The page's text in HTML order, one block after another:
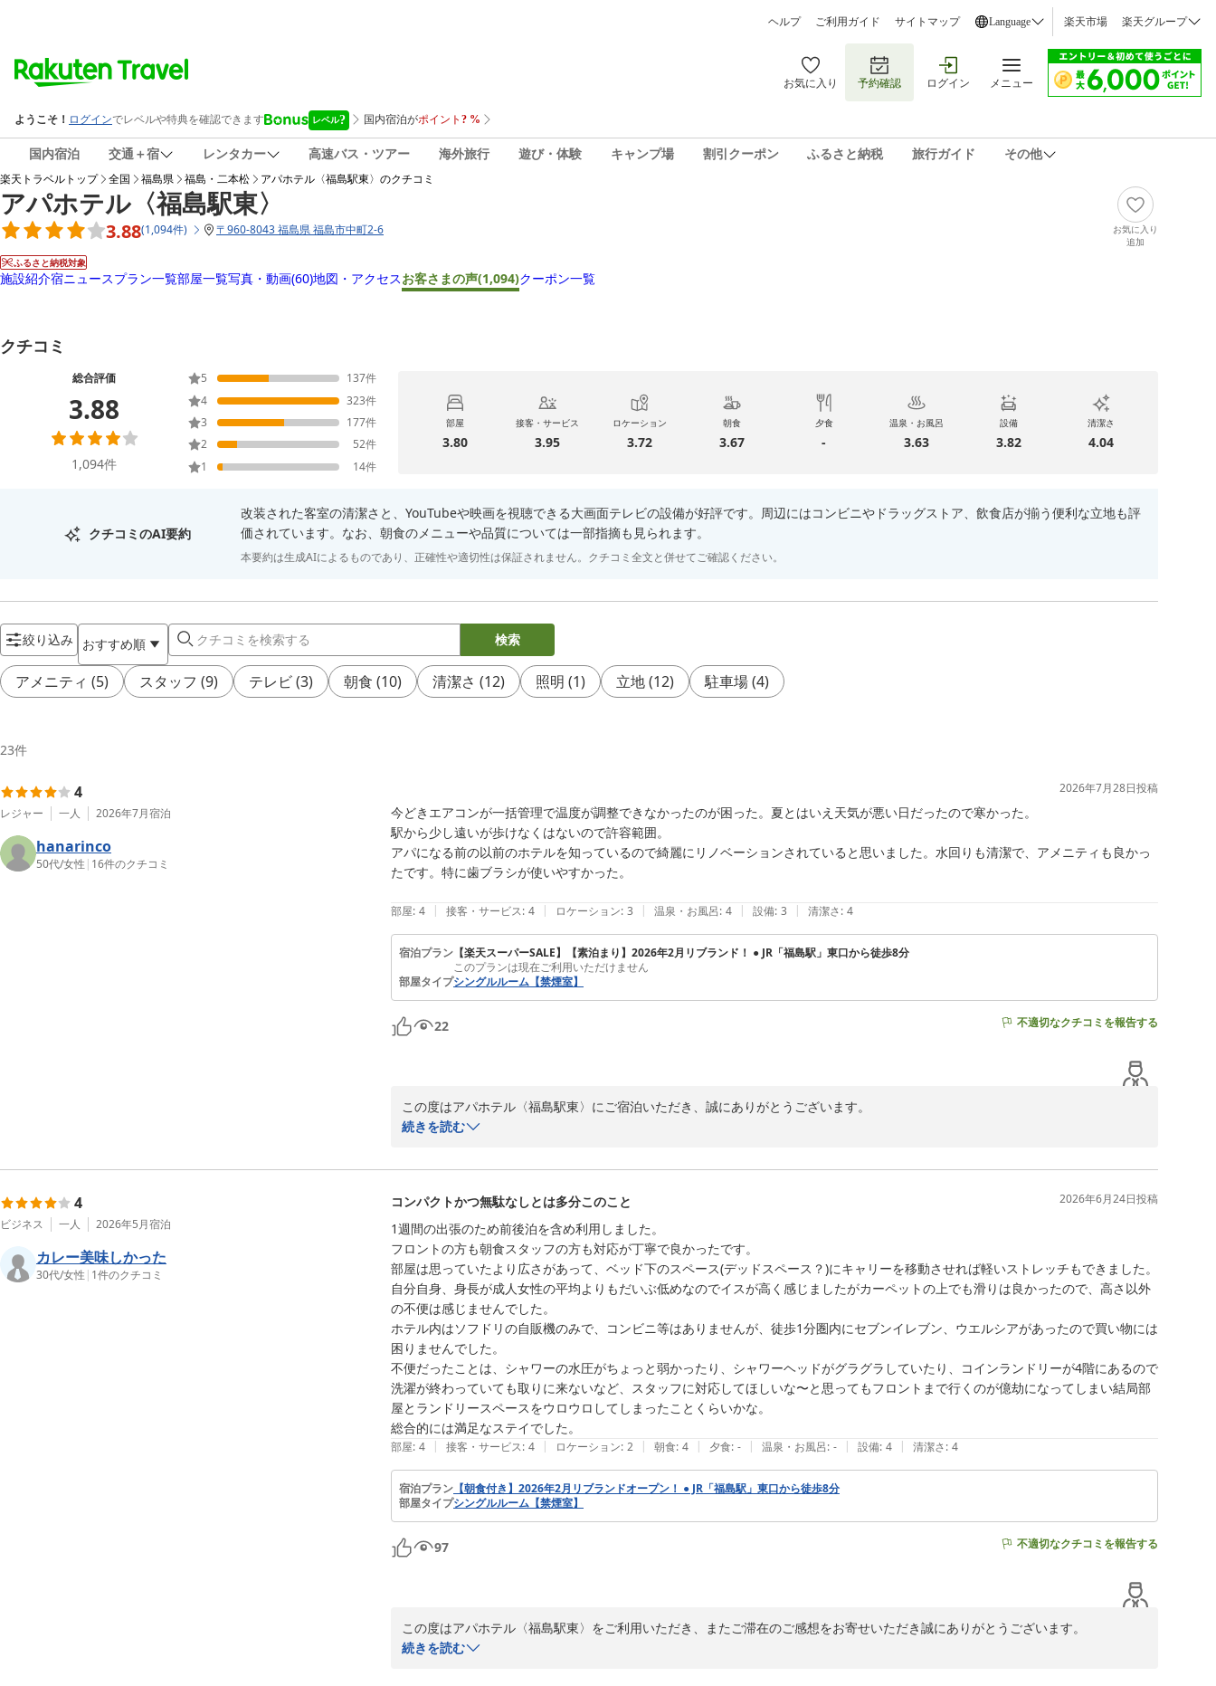
ヘルプ ご利用ガイド サイトマップ Language 楽天市場 楽天グループ
お気に入り 予約確認 ログイン メニュー
国内宿泊 交通＋宿 レンタカー 高速バス・ツアー 海外旅行 遊び・体験 キャンプ場 割引クーポン ふるさと納税 旅行ガイド その他
楽天トラベルトップ 全国 福島県 福島・二本松 アパホテル〈福島駅東〉 のクチコミ
アパホテル〈福島駅東〉
3.88(1,094件) 〒960-8043 福島県 福島市中町2-6
ふるさと納税対象
お気に入り
追加
施設紹介宿ニュースプラン一覧部屋一覧写真・動画(60)地図・アクセスお客さまの声(1,094)クーポン一覧
クチコミ
総合評価
3.88
1,094件
5 137件
4
323件
3
177件
2
52件
1
14件
部屋
3.80
接客・サービス
3.95
ロケーション
3.72
朝食
3.67
夕食
-
温泉・お風呂
3.63
設備
3.82
清潔さ
4.04
クチコミのAI要約
改装された客室の清潔さと、YouTubeや映画を視聴できる大画面テレビの設備が好評です。周辺にはコンビニやドラッグストア、飲食店が揃う便利な立地も評
価されています。なお、朝食のメニューや品質については一部指摘も見られます。
本要約は生成AIによるものであり、正確性や適切性は保証されません。クチコミ全文と併せてご確認ください。
絞り込み おすすめ順 検索
アメニティ (5) スタッフ (9) テレビ(3) 朝食 (10) 清潔さ (12) 照明 (1) 立地(12) 駐車場(4)
23件
4
レジャー 一人 2026年7月宿泊
hanarinco
50代/女性 | 16件のクチコミ
2026年7月28日投稿
今どきエアコンが一括管理で温度が調整できなかったのが困った。夏とはいえ天気が悪い日だったので寒かった。
駅から少し遠いが歩けなくはないので許容範囲。
アパになる前の以前のホテルを知っているので綺麗にリノベーションされていると思いました。水回りも清潔で、アメニティも良かっ
たです。特に歯ブラシが使いやすかった。
部屋: 4 | 接客・サービス: 4 | ロケーション: 3 | 温泉・お風呂: 4 | 設備: 3 | 清潔さ: 4
宿泊プラン 【楽天スーパーSALE】【素泊まり】2026年2月リブランド！ ● JR「福島駅」東口から徒歩8分
このプランは現在ご利用いただけません
部屋タイプシングルルーム【禁煙室】
22 不適切なクチコミを報告する
この度はアパホテル〈福島駅東〉にご宿泊いただき、誠にありがとうございます。
様にはご不自由な思いをさせてしまいましたこと、心よりお詫び申し上げます。今回いただいたご意見につきましては、今後の施
設運用の参考にさせていただきます。
また、立地につきましても貴重なご意見をありがとうございます。当館はJR福島駅東口より徒歩8分の距離に位置しております。コ
ンビニエンスストアや飲食店も
徒歩圏内にあり、便利というお声をいただいております。
今後もお客様に快適にお過ごしいただけるよう、サービスの向上に努めてまいります。またのお越しをスタッフ一同心よりお待ち
しております。
フロント　稲垣
アパホテル〈福島駅東〉
続きを読む
4
ビジネス 一人 2026年5月宿泊
カレー美味しかった
30代/女性 | 1件のクチコミ
コンパクトかつ無駄なしとは多分このこと 2026年6月24日投稿
1週間の出張のため前後泊を含め利用しました。
フロントの方も朝食スタッフの方も対応が丁寧で良かったです。
部屋は思っていたより広さがあって、ベッド下のスペース(デッドスペース？)にキャリーを移動させれば軽いストレッチもできました。
自分自身、身長が成人女性の平均よりもだいぶ低めなのでイスが高く感じましたがカーペットの上でも滑りは良かったので、高さ以外
の不便は感じませんでした。
ホテル内はソフドリの自販機のみで、コンビニ等はありませんが、徒歩1分圏内にセブンイレブン、ウエルシアがあったので買い物には
困りませんでした。
不便だったことは、シャワーの水圧がちょっと弱かったり、シャワーヘッドがグラグラしていたり、コインランドリーが4階にあるので
洗濯が終わっていても取りに来ないなど、スタッフに対応してほしいな〜と思ってもフロントまで行くのが億劫になってしまい結局部
屋とランドリースペースをウロウロしてしまったことくらいかな。
総合的には満足なステイでした。
部屋: 4 | 接客・サービス: 4 | ロケーション: 2 | 朝食: 4 | 夕食: - | 温泉・お風呂: - | 設備: 4 | 清潔さ: 4
宿泊プラン 【朝食付き】2026年2月リブランドオープン！ ● JR「福島駅」東口から徒歩8分
部屋タイプシングルルーム【禁煙室】
97 不適切なクチコミを報告する
この度はアパホテル〈福島駅東〉をご利用いただき、またご滞在のご感想をお寄せいただき誠にありがとうございます。
続きを読む